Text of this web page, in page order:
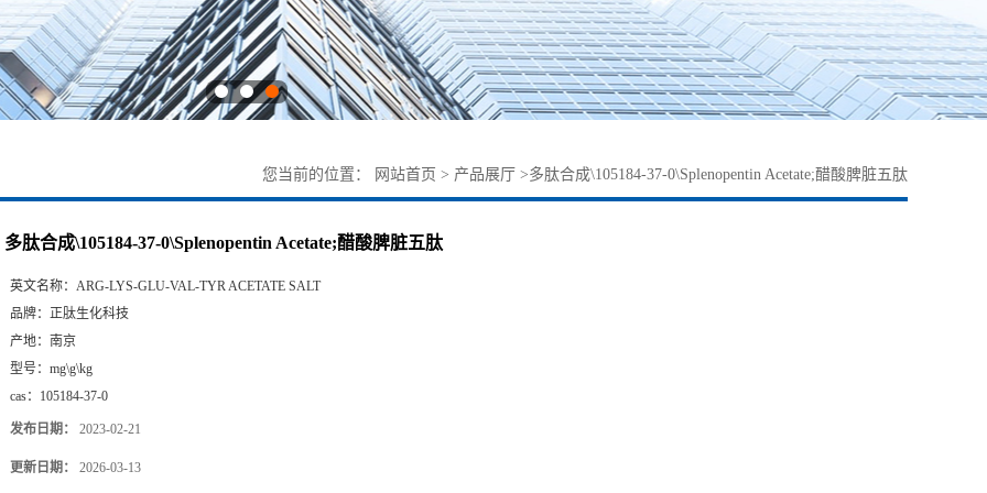
您当前的位置： 网站首页 > 产品展厅 >多肽合成\105184-37-0\Splenopentin Acetate;醋酸脾脏五肽
多肽合成\105184-37-0\Splenopentin Acetate;醋酸脾脏五肽
英文名称： ARG-LYS-GLU-VAL-TYR ACETATE SALT
品牌： 正肽生化科技
产地： 南京
型号： mg\g\kg
cas： 105184-37-0
发布日期： 2023-02-21
更新日期： 2026-03-13